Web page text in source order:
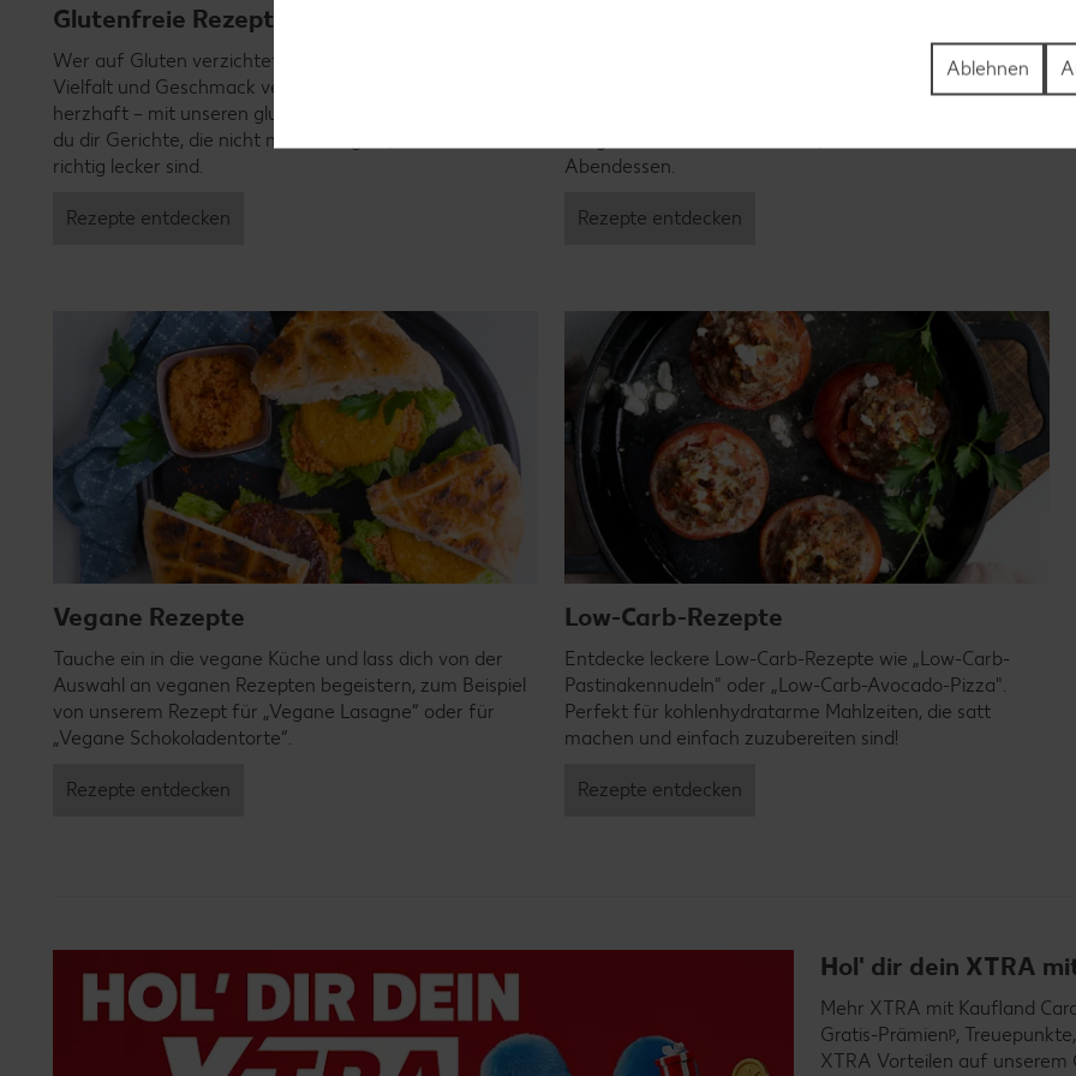
Glutenfreie Rezepte
Wer auf Gluten verzichtet, muss nicht automatisch auf
Vielfalt und Geschmack verzichten. Ob süß oder
herzhaft – mit unseren glutenfreien Rezepten zauberst
du dir Gerichte, die nicht nur verträglich, sondern auch
richtig lecker sind.
Rezepte entdecken
ausbremsen, denn es geht auch ohne. Unsere
Abendessen.
Rezepte entdecken
Vegane Rezepte
Tauche ein in die vegane Küche und lass dich von der
Auswahl an veganen Rezepten begeistern, zum Beispiel
von unserem Rezept für „Vegane Lasagne“ oder für
„Vegane Schokoladentorte“.
Rezepte entdecken
Low-Carb-Rezepte
Entdecke leckere Low-Carb-Rezepte wie „Low-Carb-
Pastinakennudeln" oder „Low-Carb-Avocado-Pizza".
Perfekt für kohlenhydratarme Mahlzeiten, die satt
machen und einfach zuzubereiten sind!
Rezepte entdecken
Hol' dir dein XTRA
Mehr XTRA mit Kaufland
Gratis-Prämienᵖ,
XTRA Vorteilen auf
Ablehnen